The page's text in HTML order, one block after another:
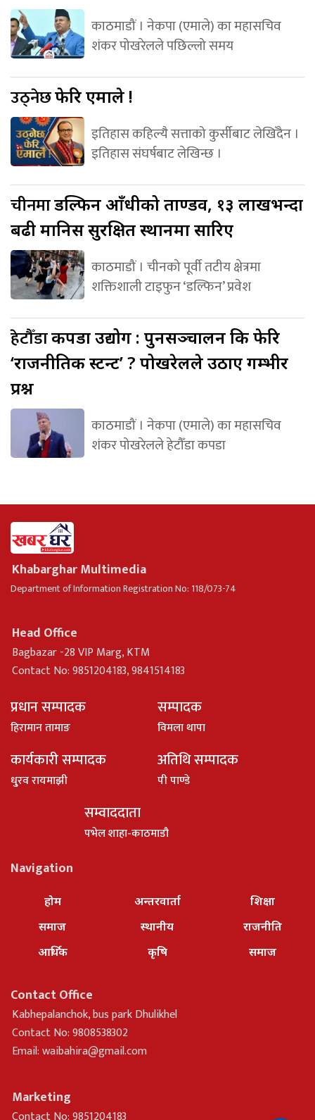
काठमाडौं । नेकपा (एमाले) का महासचिव
शंकर पोखरेलले पछिल्लो समय
उठ्नेछफेरि एमाले !
इतिहास कहिल्यै सत्ताको कुर्सीबाट लेखिँदैन ।
इतिहास संघर्षबाट लेखिन्छ ।
चीनमाडल्फिन आँधीको ताण्डव, १३ लाखभन्दा
बढी मानिस सुरक्षित स्थानमा सारिए
काठमाडौं । चीनको पूर्वी तटीय क्षेत्रमा
शक्तिशाली टाइफुन ‘डल्फिन’ प्रवेश
हेटौँडाकपडा उद्योग : पुनसञ्चालन कि फेरि
‘राजनीतिक स्टन्ट’ ? पोखरेलले उठाए गम्भीर
प्रश्न
काठमाडौं । नेकपा (एमाले) का महासचिव
शंकर पोखरेलले हेटौँडा कपडा
Khabarghar Multimedia
Department of Information Registration No: 118/073-74
Head Office
Bagbazar -28 VIP Marg, KTM
Contact No: 9851204183, 9841514183
प्रधान सम्पादक
हिरामान तामाङ
सम्पादक
विमला थापा
कार्यकारी सम्पादक
धु्रव रायमाझी
अतिथि सम्पादक
पी पाण्डे
सम्वाददाता
पभेल शाहा-काठमाडौ
Navigation
होम
समाज
आर्थिक
अन्तरवार्ता
स्थानीय
कृषि
शिक्षा
राजनीति
समाज
Contact Office
Kabhepalanchok, bus park Dhulikhel
Contact No: 9808538302
Email:waibahira@gmail.com
Marketing